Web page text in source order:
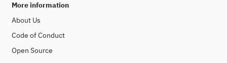
More information
About Us
Code of Conduct
Open Source